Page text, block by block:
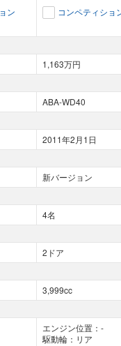
ン コンペティショ
1,163万円
ABA-WD40
2011年2月1日
新バージョン
4名
2ドア
3,999cc
エンジン位置：-
駆動輪：リア